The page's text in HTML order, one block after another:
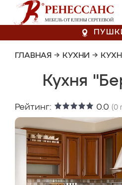
ГЛАВНАЯ → КУХНИ →
Кухня
Рейтинг: 0.0 (0